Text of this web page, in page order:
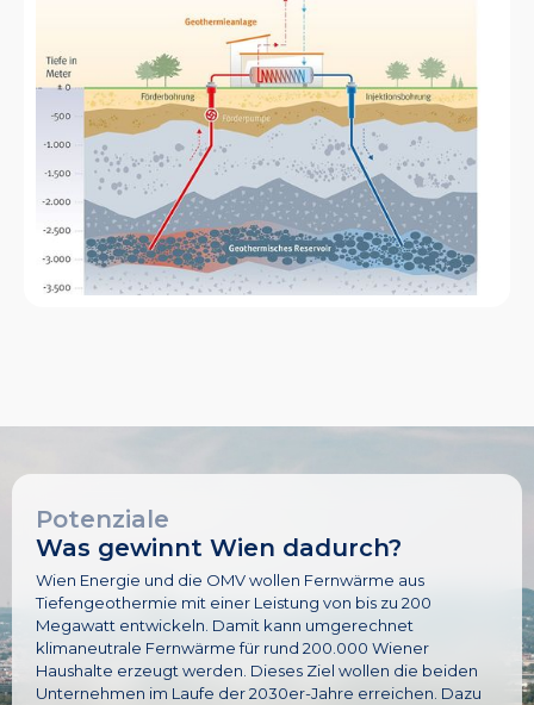
Potenziale
Was gewinnt Wien dadurch?
Wien Energie und die OMV wollen Fernwärme aus
Tiefengeothermie mit einer Leistung von bis zu 200
Megawatt entwickeln. Damit kann umgerechnet
klimaneutrale Fernwärme für rund 200.000 Wiener
Haushalte erzeugt werden. Dieses Ziel wollen die beiden
Unternehmen im Laufe der 2030er-Jahre erreichen. Dazu